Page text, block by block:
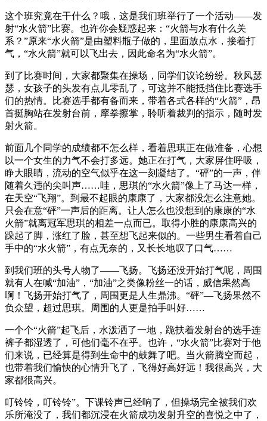
这个班究竟在干什么？哦，这是我们班举行了一个活动——发
射“水火箭”比赛。也许你会疑惑起来：“火箭与水有什么关
系？”原来“水火箭”是由塑料瓶子做的，里面放点水，接着打
气，“水火箭”就可以飞出去，因此命名为“水火箭”。
到了比赛时间，大家都聚集在操场，同学们议论纷纷。秋风瑟
瑟，女孩子的头发有点儿零乱了，可这并不能抵挡住比赛选手
们的热情。比赛选手都有备而来，带着各式各样的“火箭”，昂
首挺胸站在发射台前，摩拳擦掌，聆听着裁判的指示，随时发
射火箭。
前面几个同学的成绩都不怎么样，看着思琪正在做准备，心想
以一个女生的力气不会打多远。她正在打气，大家屏住呼吸，
睁大眼睛，流动的空气似乎在这一刻凝结了。“砰”的一声，伴
随着久违的尖叫声……哇，思琪的“水火箭”像上了马达一样，
在天空“飞翔”。到最不起眼的康康了，大家都没怎么注意她。
只会在意“砰”一声后的距离。让人怎么也没想到的康康的“水
火箭”就离冠军思琪的相差一点而已。取得小胜的康康高兴的
跺起了脚，涨红了脸，甚至想飞起来似的。一些男生看着自己
手中的“水火箭”，有点无奈的，又长长地叹了口气……
到我们班的头号人物了——飞扬。飞扬还没开始打气呢，周围
就有人在喊“加油”，“加油”之类像粉丝一的话，威信果然高
啊！飞扬开始打气了，周围更是人生鼎沸。“砰”—飞扬果然不
负众望，超过思琪。周围的人更是拍手叫好……
一个个“火箭”起飞后，水泼洒了一地，跪扶着发射台的选手连
裤子都湿透了，可他们毫不在乎。也许，“水火箭”比赛对于他
们来说，已经算是得到生命中的鼓舞了吧。当火箭腾空而起，
也带着我们愉快的心情升飞了，飞得好高好远！我很高兴，大
家都很高兴。
叮铃铃，叮铃铃”。下课铃声已经响了，但操场完全被我们欢
乐所淹没了，我们都沉浸在火箭成功发射升空的喜悦之中了，